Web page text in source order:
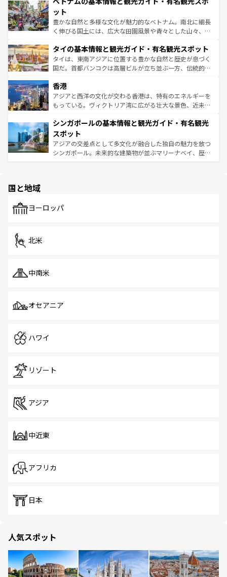
照してほしい。
できる。そして、キムチや焼肉、絶品のストリートフード
まで、さまざまな韓国料理が待っている。夜には、韓国な
らではのナイトライフも堪能できる。あたたかいホスピタ
わってみてほしい。 なお、新着の韓国情報はコンテンツ一
覧 を参照してほしい。
ット
豊かな自然と多様な文化が魅力的なベトナム。南北に細長
く伸びる国土には、広大な田園風景や青々とした山々、世
急速な発展と共に伝統が息づく。ハノイの古い町並みやホ
ーチミン市のフランス統治時代の建物も、独特の雰囲気を
醸し出している。また、バラエティの豊かさとおいしさで
とつ。フォーやバインミー、ベトナムコーヒーなどは、ぜ
ひ現地で味わいたい。どの地域を訪れてもあたたかい人々
が旅行者を迎えてくれるので、きっと忘れられない旅にな
参照してほしい。
タイの基本情報と観光ガイド・有名観光スポット
タイは、東南アジアに位置する豊かな自然と歴史が息づく
国だ。首都バンコクは高層ビルが立ち並ぶ一方、伝統的な
の活気が交差している。北部ではチェンマイなどの山岳地
帯で自然と触れ合い、南部ではプーケットやクラビの美し
いビーチでリゾート気分を楽しむことができる。タイ料理
激する。気候は一年中温暖で、どの季節にも異なる楽しみ
が待っている。親しみやすいタイの人々、仏教を中心とし
た文化、そして多様な観光資源が、訪れる旅人を魅了し続
ける。 なお、新着のタイ情報はコンテンツ一覧を参照して
香港
アジアと西洋の文化が交わる香港は、特有のエネルギーを
もっている。ヴィクトリア湾に広がる壮大な景色、近未来
み、どこを訪れても感動するはず。観光スポットが密集し
ており、効率よく見どころを回れるのも魅力。息をのむよ
うな絶景から文化的な体験まで、香港を存分に楽しみ尽く
そう。 なお、新着の香港情報はコンテンツ一覧を参照して
シンガポールの基本情報と観光ガイド・有名観光
スポット
アジアの交差点として多文化が融合した独自の魅力を放つ
シンガポール。未来的な建築物が並ぶマリーナベイ、歴史
で、ホーカーズは地元の風情を楽しめる外せないスポット
国と地域
ヨーロッパ
北米
中南米
オセアニア
ハワイ
リゾート
アジア
中近東
アフリカ
日本
人気スポット